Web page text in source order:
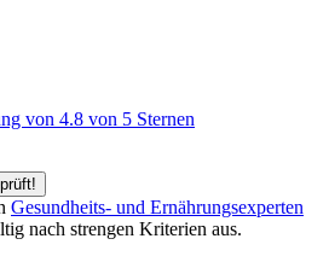
von 4.8 von 5 Sternen
Gesundheits- und Ernährungsexperten
nach strengen Kriterien aus.